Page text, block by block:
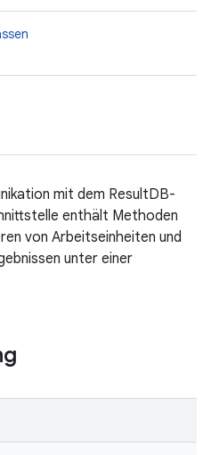
mit dem ResultDB-
enthält Methoden
von Arbeitseinheiten und
unter einer